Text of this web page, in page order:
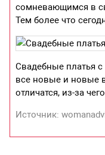
сомневающимся в
Тем более что
Свадебные платья
все новые и новые
отличатся, из-за
Источник: